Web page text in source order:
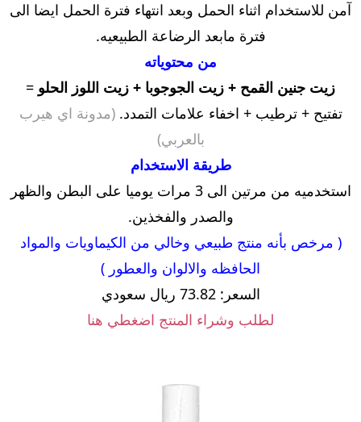
آمن للاستخدام اثناء الحمل وبعد انتهاء فترة الحمل ايضا الى
فترة مابعد الرضاعة الطبيعيه.
من محتوياته
زيت جنين القمح + زيت الجوجوبا + زيت اللوز الحلو =
تفتيح + ترطيب + اخفاء علامات التمدد.(مدونة اي هيرب
بالعربي)
طريقة الاستخدام
استخدميه من مرتين الى 3 مرات يوميا على البطن والظهر
والصدر والفخذين.
( مرخص بأنه منتج طبيعي وخالي من الكيماويات والمواد
الحافظه والالوان والعطور )
السعر: 73.82 ريال سعودي
لطلب وشراء المنتج اضغطي هنا